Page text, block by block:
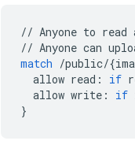
// Anyone to read
// Anyone can
match /public/{
allow read : if
allow write : if
}